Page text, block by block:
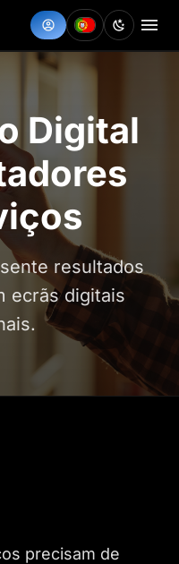
Digital
resultados
ecrãs digitais
precisam de